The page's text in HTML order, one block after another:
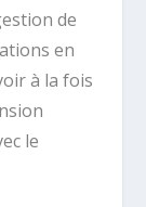
de
en
à la fois
le